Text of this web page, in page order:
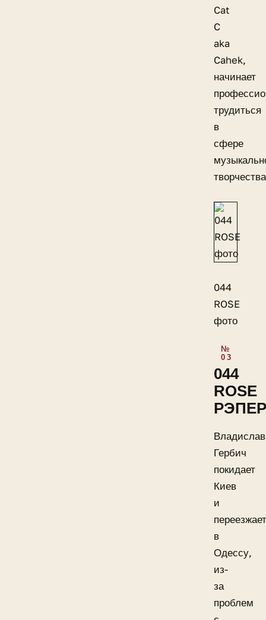
Cat
C
aka
Cahek,
начинает
трудиться
в
сфере
044
ROSE
фото
044
ROSE
РЭПЕР
Владислав
Гербич
покидает
Киев
и
переезжает
в
Одессу,
из-
за
проблем